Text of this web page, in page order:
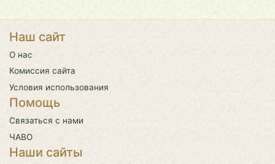
Наш сайт
О нас
Комиссия сайта
Условия использования
Помощь
Связаться с нами
ЧАВО
Наши сайты